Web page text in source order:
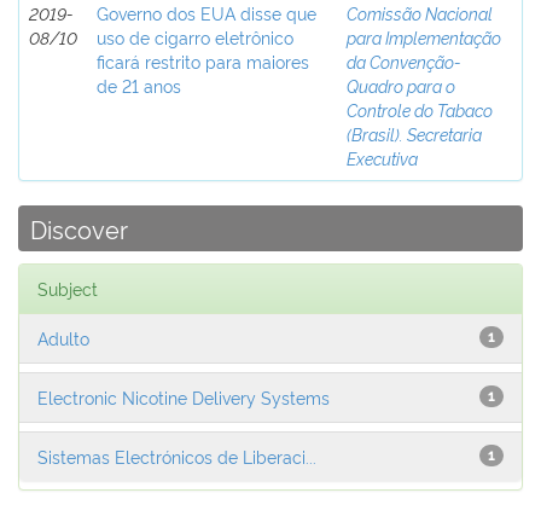
2019-
08/10
Governo dos EUA disse que
uso de cigarro eletrônico
ficará restrito para maiores
de 21 anos
Comissão Nacional
para Implementação
da Convenção-
Quadro para o
Controle do Tabaco
(Brasil). Secretaria
Executiva
Discover
Subject
1
Adulto
1
Electronic Nicotine Delivery Systems
1
Sistemas Electrónicos de Liberaci...